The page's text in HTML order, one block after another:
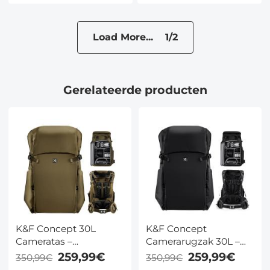
waterreflecties -
Nano-Xcel-serie
waterreflecties -
Nano-Xcel-serie
Load More... 1/2
Gerelateerde producten
K&F Concept 30L
Cameratas –
Professionele
Waterdichte DSLR
350,99€ 259,99€
K&F Concept
Camerarugzak 30L –
Professionele
Waterdichte DSLR-Tas
350,99€ 259,99€